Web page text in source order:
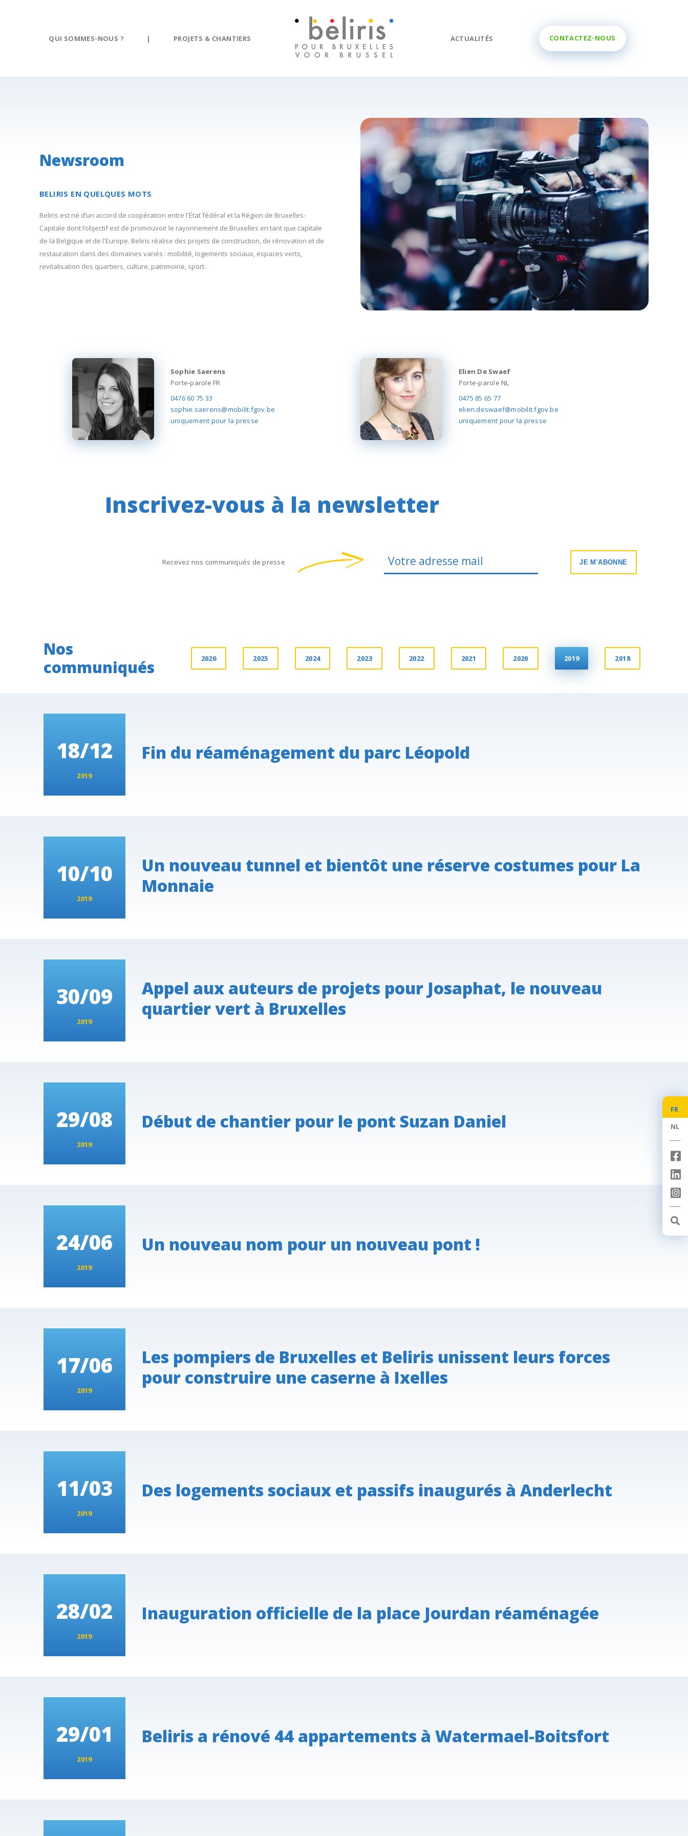
FR
NL
QUI SOMMES-NOUS ? | PROJETS & CHANTIERS ACTUALITÉS CONTACTEZ-NOUS
Newsroom
BELIRIS EN QUELQUES MOTS
Beliris est né d’un accord de coopération entre l'État fédéral et la Région de Bruxelles-
Capitale dont l’objectif est de promouvoir le rayonnement de Bruxelles en tant que capitale
de la Belgique et de l'Europe. Beliris réalise des projets de construction, de rénovation et de
restauration dans des domaines variés : mobilité, logements sociaux, espaces verts,
revitalisation des quartiers, culture, patrimoine, sport.
Sophie Saerens
Porte-parole FR
0476 60 75 33
sophie.saerens@mobilit.fgov.be
uniquement pour la presse
Elien De Swaef
Porte-parole NL
0475 85 65 77
elien.deswaef@mobilit.fgov.be
uniquement pour la presse
Inscrivez-vous à la newsletter
Recevez nos communiqués de presse JE M'ABONNE
Nos
communiqués
2026 2025 2024 2023 2022 2021 2020 2019 2018
18/12
2019
Fin du réaménagement du parc Léopold
10/10
2019
Un nouveau tunnel et bientôt une réserve costumes pour La
Monnaie
30/09
2019
Appel aux auteurs de projets pour Josaphat, le nouveau
quartier vert à Bruxelles
29/08
2019
Début de chantier pour le pont Suzan Daniel
24/06
2019
Un nouveau nom pour un nouveau pont !
17/06
2019
Les pompiers de Bruxelles et Beliris unissent leurs forces
pour construire une caserne à Ixelles
11/03
2019
Des logements sociaux et passifs inaugurés à Anderlecht
28/02
2019
Inauguration officielle de la place Jourdan réaménagée
29/01
2019
Beliris a rénové 44 appartements à Watermael-Boitsfort